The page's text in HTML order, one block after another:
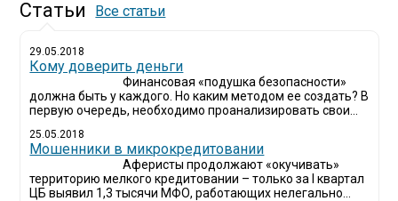
Статьи Все статьи
29.05.2018
Кому доверить деньги
Финансовая «подушка безопасности»
должна быть у каждого. Но каким методом ее создать? В
первую очередь, необходимо проанализировать свои...
25.05.2018
Мошенники в микрокредитовании
Аферисты продолжают «окучивать»
территорию мелкого кредитовании – только за I квартал
ЦБ выявил 1,3 тысячи МФО, работающих нелегально...